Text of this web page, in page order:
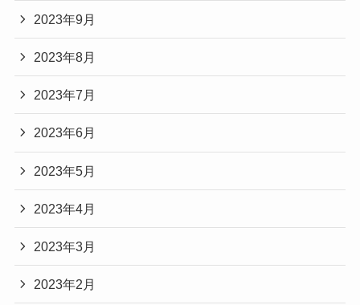
2023年9月
2023年8月
2023年7月
2023年6月
2023年5月
2023年4月
2023年3月
2023年2月